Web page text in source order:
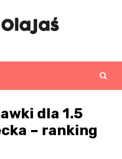
dla 1.5
– ranking